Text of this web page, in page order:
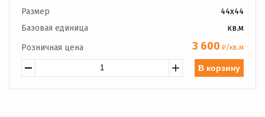
Размер
44x44
Базовая единица
кв.м
Розничная цена
3 600 ₽/кв.м
В корзину